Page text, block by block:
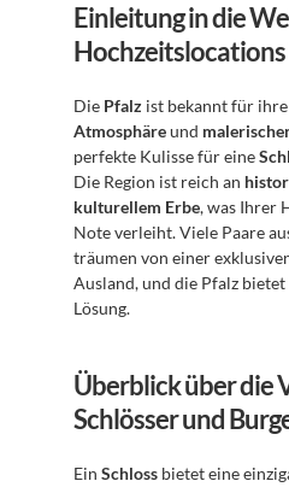
Einleitung in die
Hochzeitslocations
Die Pfalz ist bekannt für ihre
Atmosphäre und
perfekte Kulisse für eine
Die Region ist reich an
kulturellem Erbe, was Ihrer
Note verleiht. Viele Paare
träumen von einer
Ausland, und die Pfalz
Lösung.
Überblick über die
Schlösser und
Ein Schloss